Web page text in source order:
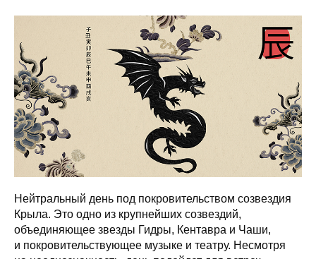
Нейтральный день под покровительством созвездия
Крыла. Это одно из крупнейших созвездий,
объединяющее звезды Гидры, Кентавра и Чаши,
и покровительствующее музыке и театру. Несмотря